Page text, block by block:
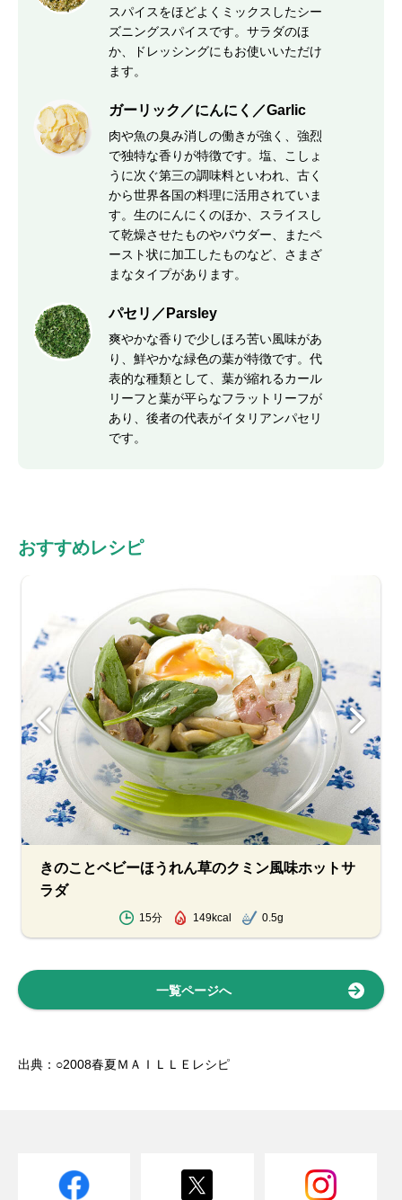
スパイスをほどよくミックスしたシー
ズニングスパイスです。サラダのほ
か、ドレッシングにもお使いいただけ
ます。
ガーリック／にんにく／Garlic
肉や魚の臭み消しの働きが強く、強烈
で独特な香りが特徴です。塩、こしょ
うに次ぐ第三の調味料といわれ、古く
から世界各国の料理に活用されていま
す。生のにんにくのほか、スライスし
て乾燥させたものやパウダー、またペ
ースト状に加工したものなど、さまざ
まなタイプがあります。
パセリ／Parsley
爽やかな香りで少しほろ苦い風味があ
り、鮮やかな緑色の葉が特徴です。代
表的な種類として、葉が縮れるカール
リーフと葉が平らなフラットリーフが
あり、後者の代表がイタリアンパセリ
です。
おすすめレシピ
きのことベビーほうれん草のクミン風味ホットサ
ラダ
15分 149kcal 0.5g
一覧ページへ
出典：○2008春夏ＭＡＩＬＬＥレシピ